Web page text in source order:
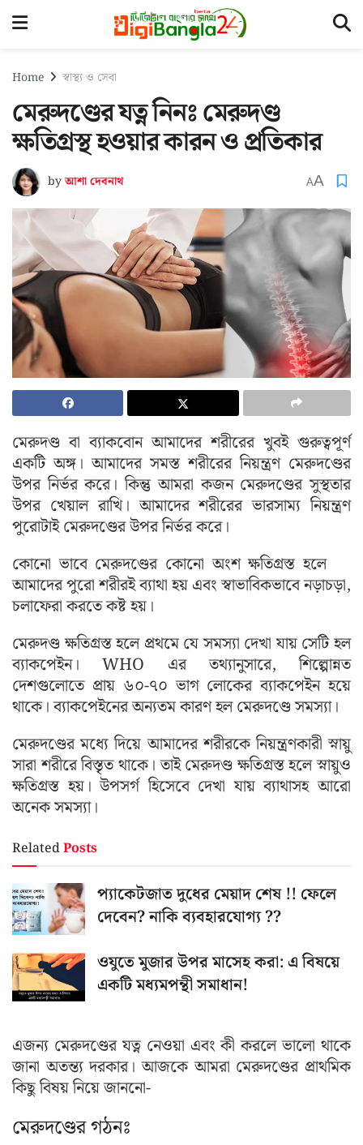
Home স্বাস্থ্য ও সেবা
মেরুদণ্ডের যত্ন নিনঃ মেরুদণ্ড
ক্ষতিগ্রস্থ হওয়ার কারন ও প্রতিকার
byআশা দেবনাথ AA
মেরুদণ্ড বা ব্যাকবোন আমাদের শরীরের খুবই গুরুত্বপূর্ণ
একটি অঙ্গ। আমাদের সমস্ত শরীরের নিয়ন্ত্রণ মেরুদণ্ডের
উপর নির্ভর করে। কিন্তু আমরা কজন মেরুদণ্ডের সুস্থতার
উপর খেয়াল রাখি। আমাদের শরীরের ভারসাম্য নিয়ন্ত্রণ
পুরোটাই মেরুদণ্ডের উপর নির্ভর করে।
কোনো ভাবে মেরুদণ্ডের কোনো অংশ ক্ষতিগ্রস্ত হলে
আমাদের পুরো শরীরই ব্যাথা হয় এবং স্বাভাবিকভাবে নড়াচড়া,
চলাফেরা করতে কষ্ট হয়।
মেরুদণ্ড ক্ষতিগ্রস্ত হলে প্রথমে যে সমস্যা দেখা যায় সেটি হল
ব্যাকপেইন। WHO এর তথ্যানুসারে, শিল্পোন্নত
দেশগুলোতে প্রায় ৬০-৭০ ভাগ লোকের ব্যাকপেইন হয়ে
থাকে। ব্যাকপেইনের অন্যতম কারণ হল মেরুদণ্ডে সমস্যা।
মেরুদণ্ডের মধ্যে দিয়ে আমাদের শরীরকে নিয়ন্ত্রণকারী স্নায়ু
সারা শরীরে বিস্তৃত থাকে। তাই মেরুদণ্ড ক্ষতিগ্রস্ত হলে স্নায়ুও
ক্ষতিগ্রস্ত হয়। উপসর্গ হিসেবে দেখা যায় ব্যাথাসহ আরো
অনেক সমস্যা।
RelatedPosts
প্যাকেটজাত দুধের মেয়াদ শেষ !! ফেলে
দেবেন? নাকি ব্যবহারযোগ্য ??
ওযুতে মুজার উপর মাসেহ করা: এ বিষয়ে
একটি মধ্যমপন্থী সমাধান!
এজন্য মেরুদণ্ডের যত্ন নেওয়া এবং কী করলে ভালো থাকে
জানা অতন্ত্য দরকার। আজকে আমরা মেরুদণ্ডের প্রাথমিক
কিছু বিষয় নিয়ে জাননো-
মেরুদণ্ডের গঠনঃ